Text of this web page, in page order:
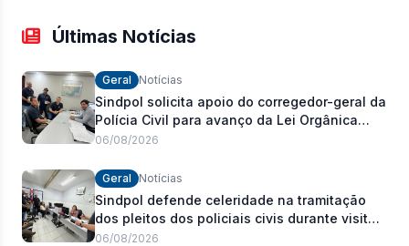
Últimas Notícias
Geral Notícias
Sindpol solicita apoio do corregedor-geral da
Polícia Civil para avanço da Lei Orgânica
Estadual
06/08/2026
Geral Notícias
Sindpol defende celeridade na tramitação
dos pleitos dos policiais civis durante visita
às delegacias
06/08/2026